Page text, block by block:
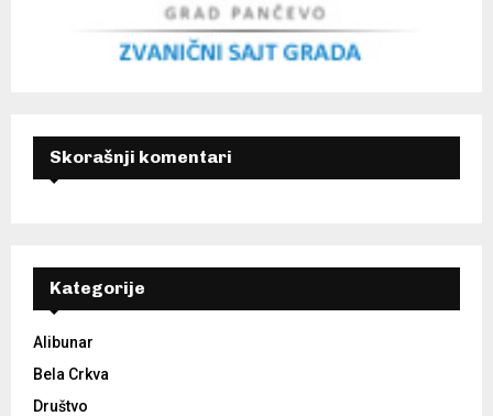
Skorašnji komentari
Kategorije
Alibunar
Bela Crkva
Društvo